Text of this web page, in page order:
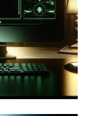
en ligne.
de la
sur